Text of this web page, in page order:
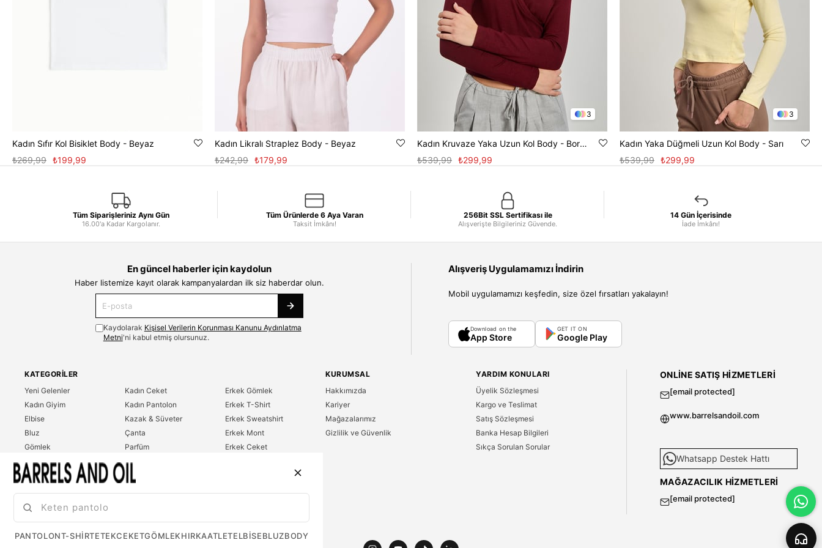
Kadın Sıfır Kol Bisiklet Body - Beyaz
₺199,99
₺269,99
Kadın Likralı Straplez Body - Beyaz
₺179,99
₺242,99
3
Kadın Kruvaze Yaka Uzun Kol Body - Bordo
₺299,99
₺539,99
3
Kadın Yaka Düğmeli Uzun Kol Body - Sarı
₺299,99
₺539,99
Tüm Siparişleriniz Aynı Gün
16.00'a Kadar Kargolanır.
Tüm Ürünlerde 6 Aya Varan
Taksit İmkânı!
256Bit SSL Sertifikası ile
Alışverişte Bilgileriniz Güvende.
14 Gün İçerisinde
İade İmkânı!
En güncel haberler için kaydolun
Haber listemize kayıt olarak kampanyalardan ilk siz haberdar olun.
Kaydolarak Kişisel Verilerin Korunması Kanunu Aydınlatma
Metni'ni kabul etmiş olursunuz.
Alışveriş Uygulamamızı İndirin
Mobil uygulamamızı keşfedin, size özel fırsatları yakalayın!
Download on the
App Store
GET IT ON
Google Play
KATEGORILER
Yeni Gelenler
Kadın Giyim
Elbise
Bluz
Gömlek
T-Shirt
Sweatshirt
Kadın Ceket
Kadın Pantolon
Kazak & Süveter
Çanta
Parfüm
Erkek Giyim
Erkek Gömlek
Erkek T-Shirt
Erkek Sweatshirt
Erkek Mont
Erkek Ceket
KURUMSAL
Hakkımızda
Kariyer
Mağazalarımız
Gizlilik ve Güvenlik
YARDIM KONULARI
Üyelik Sözleşmesi
Kargo ve Teslimat
Satış Sözleşmesi
Banka Hesap Bilgileri
Sıkça Sorulan Sorular
ONLINE SATIŞ HIZMETLERI
[email protected]
www.barrelsandoil.com
Whatsapp Destek Hattı
MAĞAZACILIK HIZMETLERI
[email protected]
PANTOLONT-SHIRTETEKCEKETGÖMLEKHIRKAATLETELBISEBLUZBODY